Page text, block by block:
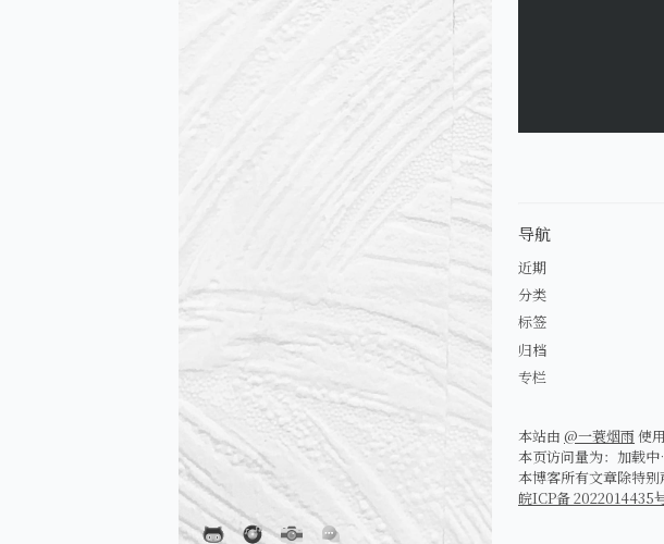
导航
近期
分类
标签
归档
专栏
本站由 @一蓑烟雨使用
本页访问量为： 加载
本博客所有文章除特
皖ICP备 2022014435